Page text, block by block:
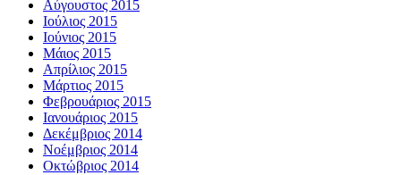
Αύγουστος 2015
Ιούλιος 2015
Ιούνιος 2015
Μάιος 2015
Απρίλιος 2015
Μάρτιος 2015
Φεβρουάριος 2015
Ιανουάριος 2015
Δεκέμβριος 2014
Νοέμβριος 2014
Οκτώβριος 2014